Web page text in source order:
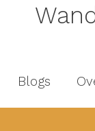
Blogs